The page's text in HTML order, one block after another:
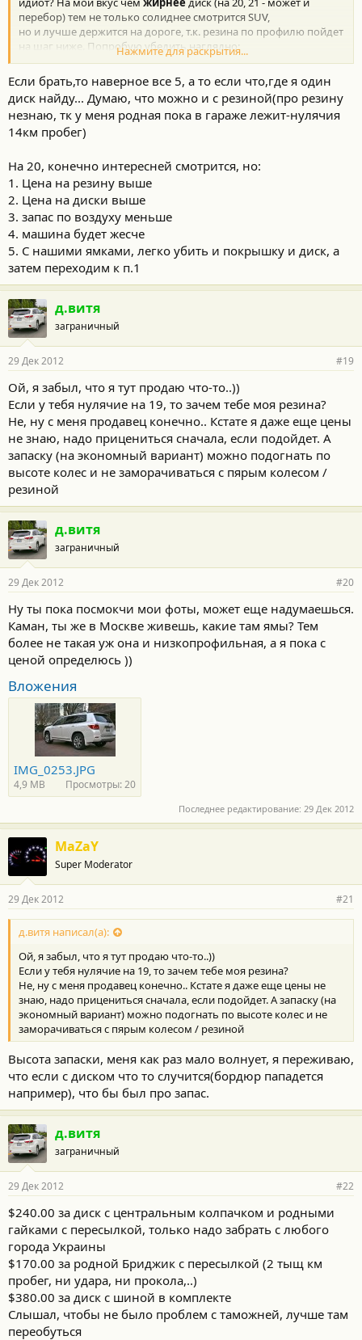
перебор) тем не только солиднее смотрится SUV,
но и лучше держится на дороге, т.к. резина по профилю пойдет
на шаг ниже. Попробую убедить наглядно:
Фото 1 - Родные диски na 20, -------------- Фото 2 -
na 20
Нажмите для раскрытия...
Если брать,то наверное все 5, а то если что,где я один
диск найду... Думаю, что можно и с резиной(про резину
незнаю, тк у меня родная пока в гараже лежит-нулячия
14км пробег)
На 20, конечно интересней смотрится, но:
1. Цена на резину выше
2. Цена на диски выше
3. запас по воздуху меньше
4. машина будет жесче
5. С нашими ямками, легко убить и покрышку и диск, а
затем переходим к п.1
д.витя
заграничный
29 Дек 2012 #19
Ой, я забыл, что я тут продаю что-то..))
Если у тебя нулячие на 19, то зачем тебе моя резина?
Не, ну с меня продавец конечно.. Кстате я даже еще цены
не знаю, надо прицениться сначала, если подойдет. А
запаску (на экономный вариант) можно подогнать по
высоте колес и не заморачиваться с пярым колесом /
резиной
д.витя
заграничный
29 Дек 2012 #20
Ну ты пока посмокчи мои фоты, может еще надумаешься.
Каман, ты же в Москве живешь, какие там ямы? Тем
более не такая уж она и низкопрофильная, а я пока с
ценой определюсь ))
Вложения
IMG_0253.JPG
4,9 MB Просмотры: 20
Последнее редактирование: 29 Дек 2012
MaZaY
Super Moderator
29 Дек 2012 #21
д.витя написал(а):
Ой, я забыл, что я тут продаю что-то..))
Если у тебя нулячие на 19, то зачем тебе моя резина?
Не, ну с меня продавец конечно.. Кстате я даже еще цены не
знаю, надо прицениться сначала, если подойдет. А запаску (на
экономный вариант) можно подогнать по высоте колес и не
заморачиваться с пярым колесом / резиной
Высота запаски, меня как раз мало волнует, я переживаю,
что если с диском что то случится(бордюр пападется
например), что бы был про запас.
д.витя
заграничный
29 Дек 2012 #22
$240.00 за диск с центральным колпачком и родными
гайками с пересылкой, только надо забрать с любого
города Украины
$170.00 за родной Бриджик с пересылкой (2 тыщ км
пробег, ни удара, ни прокола,..)
$380.00 за диск с шиной в комплекте
Слышал, чтобы не было проблем с таможней, лучше там
переобуться